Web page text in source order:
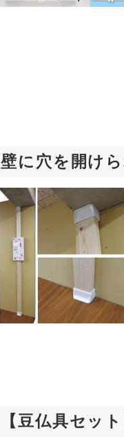
壁に穴を開け
【豆仏具セッ